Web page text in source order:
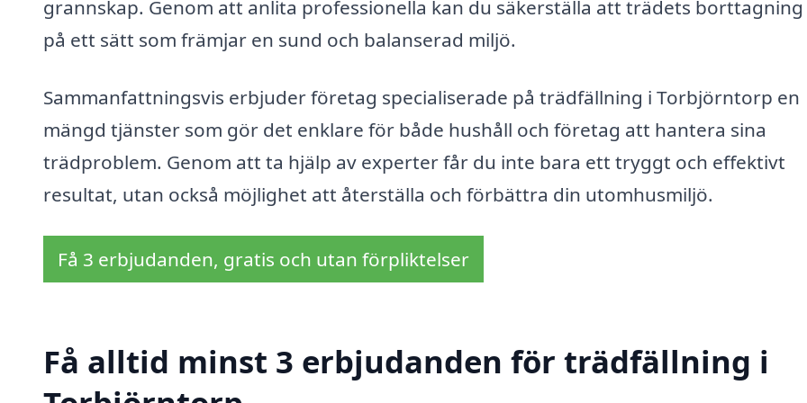
grannskap. Genom att anlita professionella kan du säkerställa att trädets
på ett sätt som främjar en sund och balanserad miljö.
Sammanfattningsvis erbjuder företag specialiserade på trädfällning i Torbjörntorp en
mängd tjänster som gör det enklare för både hushåll och företag att hantera sina
trädproblem. Genom att ta hjälp av experter får du inte bara ett tryggt och effektivt
resultat, utan också möjlighet att återställa och förbättra din utomhusmiljö.
Få 3 erbjudanden, gratis och utan förpliktelser
Få alltid minst 3 erbjudanden för trädfällning i